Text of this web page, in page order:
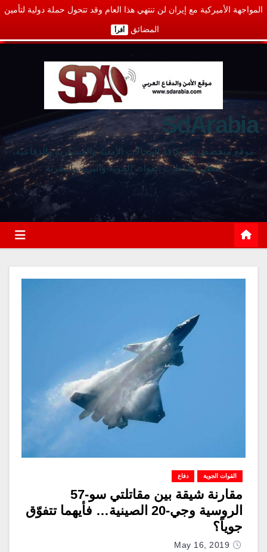
المواجهة الأميركية مع إيران لن تنتهي هذا العام وقد تتحول حملة دولية لتأمين
المضائق أقرأ
SdArabia
موقع متخصص في كافة المجالات الأمنية والعسكرية والدفاعية،
يغطي نشاطات القوات الجوية والبرية والبحرية
القوات الجوية دفاع
مقارنة شيقة بين مقاتلتي سو-57
الروسية وجي-20 الصينية… فأيهما تتفوّق
جوياً؟
May 16, 2019